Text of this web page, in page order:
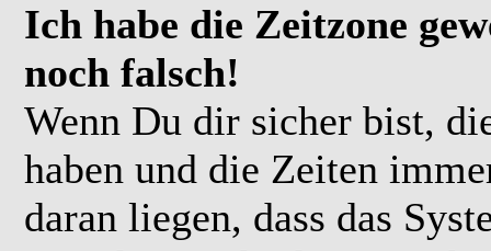
Ich habe die Zeitzone
noch falsch!
Wenn Du dir sicher bist,
haben und die Zeiten
daran liegen, dass das